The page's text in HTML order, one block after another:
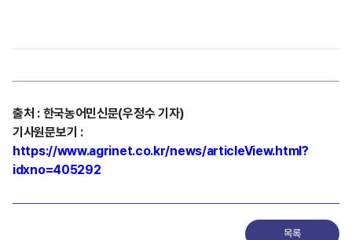
출처 : 한국농어민신문(우정수 기자)
기사원문보기 :
https://www.agrinet.co.kr/news/articleView.html?
idxno=405292
목록